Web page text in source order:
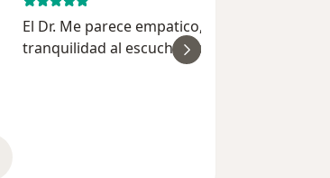
El Dr. Me parece empatico, sereno y da
tranquilidad al escuchar sus explicaciones. Ha
resuelto todas mis dudas en cada consulta e